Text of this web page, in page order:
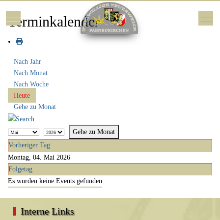
Mobile Menu Toggle Off-
Terminkalender
Nach Jahr
Nach Monat
Nach Woche
Heute
Gehe zu Monat
Gehe zu Monat
Vorheriger Tag
Montag, 04. Mai 2026
Folgetag
Es wurden keine Events gefunden
Interne Links